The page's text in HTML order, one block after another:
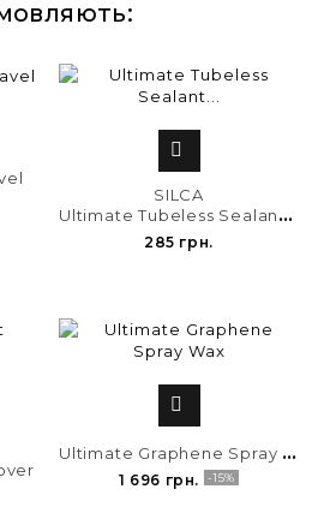

SILCA
U
ltimate Tubeless Sealant...
285 грн.

U
ltimate Graphene Spray Wax
1 696 грн. -15%